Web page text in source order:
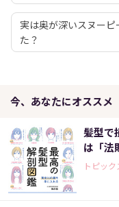
実は奥が深いスヌー
た？
今、あなたにオススメ
髪型で
は「法
トピック